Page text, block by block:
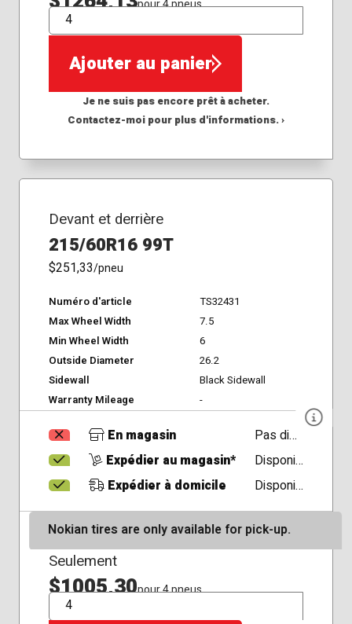
pour 4 pneus
QTÉ
Ajouter au panier
Je ne suis pas encore prêt à acheter.
Contactez-moi pour plus d'informations. ›
Devant et derrière
215/60R16 99T
$251,33/pneu
Numéro d'article
TS32431
Max Wheel Width
7.5
Min Wheel Width
6
Outside Diameter
26.2
Sidewall
Black Sidewall
Warranty Mileage
-
En magasin
Pas disponible
Expédier au magasin*
Disponible
Expédier à domicile
Disponible
Nokian tires are only available for pick-up.
Seulement
$1005,30pour 4 pneus
QTÉ